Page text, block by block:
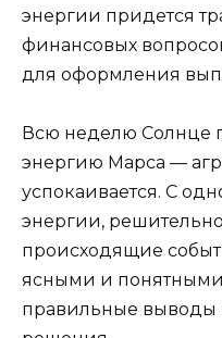
энергии придется
финансовых
для оформления
Всю неделю Солнце
энергию Марса —
успокаивается. С
энергии,
происходящие
ясными и
правильные выводы